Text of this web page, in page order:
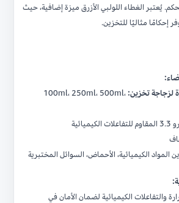
يُعتبر الغطاء اللولبي الأزرق ميزة إضافية، حيث
إحكامًا مثاليًا للتخزين.
لزجاجة تخزين:100ml، 250ml، 500ml،
المواد الكيميائية، الأحماض، السوائل المختبرية
والتفاعلات الكيميائية لضمان الأمان في